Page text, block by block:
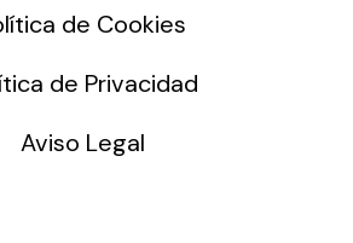
de Cookies
de Privacidad
Aviso Legal